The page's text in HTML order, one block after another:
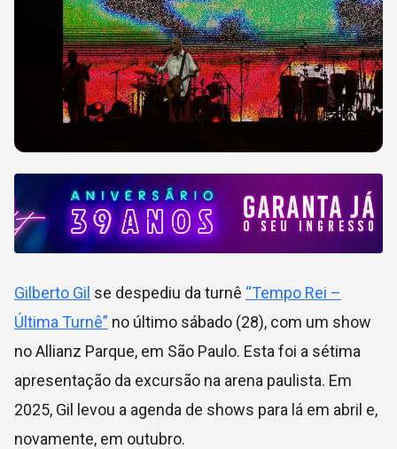
Gilberto Gil se despediu da turnê “Tempo Rei –
Última Turnê” no último sábado (28), com um show
no Allianz Parque, em São Paulo. Esta foi a sétima
apresentação da excursão na arena paulista. Em
2025, Gil levou a agenda de shows para lá em abril e,
novamente, em outubro.